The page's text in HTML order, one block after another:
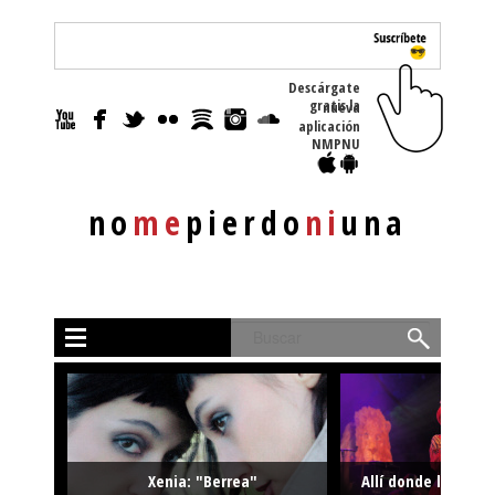
nomepierdoniuna
Descárgate
gratis la nueva
aplicación
NMPNU
Xenia: "Berrea" Allí donde la